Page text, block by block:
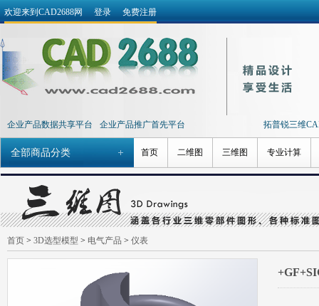
欢迎来到CAD2688网 登录 免费注册
企业产品数据共享平台 企业产品推广首先平台 拓普锐三维
全部商品分类 首页 二维图 三维图 专业计算
首页 > 3D选型模型 > 电气产品 > 仪表